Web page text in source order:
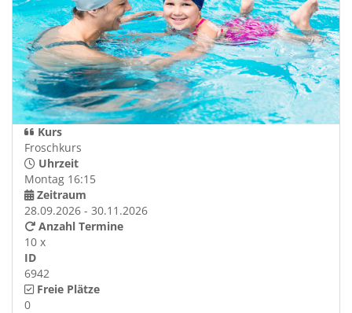
Kurs
Froschkurs
Uhrzeit
Montag 16:15
Zeitraum
28.09.2026 - 30.11.2026
Anzahl Termine
10 x
ID
6942
Freie Plätze
0